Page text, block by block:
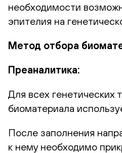
необходимости
эпителия на
Метод отбора
Преаналитика:
Для всех генетических
биоматериала
После заполнения
к нему необходимо